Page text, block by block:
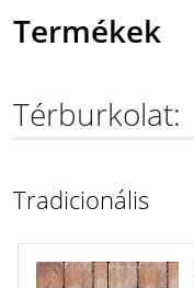
Termékek
Térburkolat:
Tradicionális